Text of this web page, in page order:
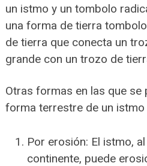
un istmo y un tombolo
una forma de tierra
de tierra que conecta un
grande con un trozo de
Otras formas en las que se
forma terrestre de un istmo
Por erosión: El istmo,
continente, puede